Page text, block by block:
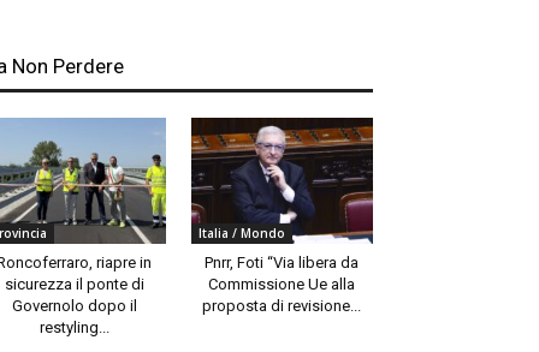
Non Perdere
riapre in
sicurezza il ponte di
Governolo dopo il
restyling...
Italia / Mondo
Pnrr, Foti “Via libera da
Commissione Ue alla
proposta di revisione...